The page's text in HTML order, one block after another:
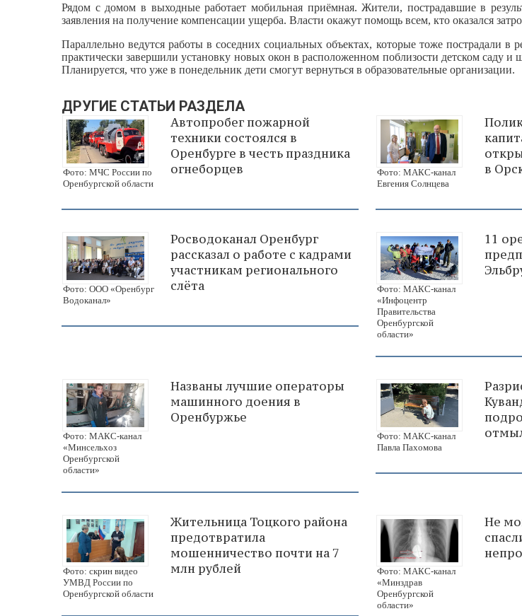
Рядом с домом в выходные работает мобильная приёмная. Жители, пострадавшие в
заявления на получение компенсации ущерба. Власти окажут помощь всем, кто оказался
Параллельно ведутся работы в соседних социальных объектах, которые тоже пострадали в
практически завершили установку новых окон в расположенном поблизости детском саду и
Планируется, что уже в понедельник дети смогут вернуться в образовательные организации.
ДРУГИЕ СТАТЬИ РАЗДЕЛА
Фото: МЧС России по
Оренбургской области
Автопробег пожарной
техники состоялся в
Оренбурге в честь праздника
огнеборцев
Фото: МАКС-канал
Евгения Солнцева
в
Фото: ООО «Оренбург
Водоканал»
Росводоканал Оренбург
рассказал о работе с кадрами
участникам регионального
слёта
Фото: МАКС-канал
«Инфоцентр
Правительства
Оренбургской
области»
11
Фото: МАКС-канал
«Минсельхоз
Оренбургской
области»
Названы лучшие операторы
машинного доения в
Оренбуржье
Фото: МАКС-канал
Павла Пахомова
Фото: скрин видео
УМВД России по
Оренбургской области
Жительница Тоцкого района
предотвратила
мошенничество почти на 7
млн рублей
Фото: МАКС-канал
«Минздрав
Оренбургской
области»
Не